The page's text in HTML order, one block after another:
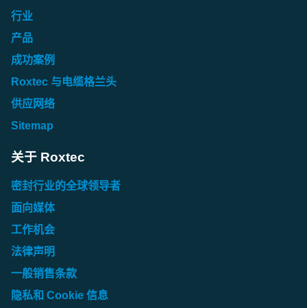
行业
产品
成功案例
Roxtec 与电缆格兰头
供应网络
Sitemap
关于 Roxtec
密封行业的全球领导者
面向媒体
工作机会
法律声明
一般销售条款
隐私和 Cookie 信息